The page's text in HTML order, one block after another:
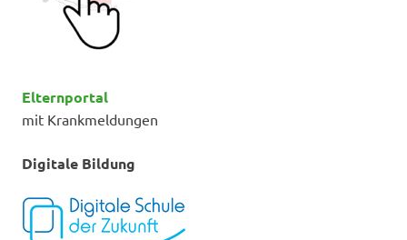
Elternportal
mit Krankmeldungen
Digitale Bildung